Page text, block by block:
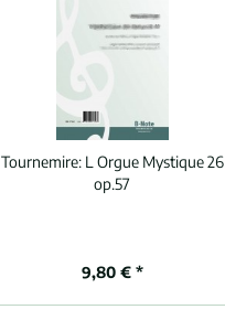
Tournemire: L Orgue Mystique 26
op.57
9,80 € *